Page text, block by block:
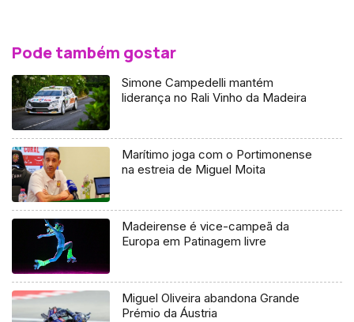
Pode também gostar
Simone Campedelli mantém
liderança no Rali Vinho da Madeira
Marítimo joga com o Portimonense
na estreia de Miguel Moita
Madeirense é vice-campeã da
Europa em Patinagem livre
Miguel Oliveira abandona Grande
Prémio da Áustria